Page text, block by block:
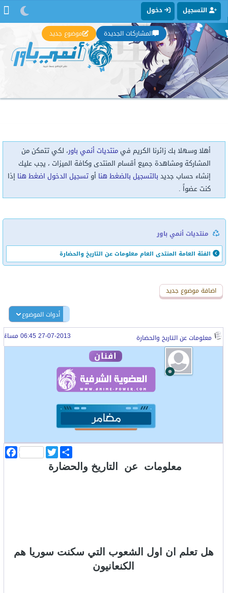
التسجيل دخول
المشاركات الجديدة موضوع جديد
أهلا وسهلا بك زائرنا الكريم فيمنتديات أنمي باور، لكي تتمكن من
المشاركة ومشاهدة جميع أقسام المنتدى وكافة الميزات ، يجب عليك
إنشاء حساب جديد بالتسجيل بالضغط هنا أوتسجيل الدخول اضغط هنا إذا
كنت عضواً .
منتديات أنمي باور
الفئة العامة المنتدى العام معلومات عن التاريخ والحضارة
اضافة رد جديد
اضافة موضوع جديد
أدوات الموضوع
معلومات عن التاريخ والحضارة 27-07-2013 06:45 مساءً
افنان
a
T
w
i
ن
ش
معلومات عن التاريخ والحضارة
هل تعلم ان اول الشعوب التي سكنت سوريا هم
الكنعانيون